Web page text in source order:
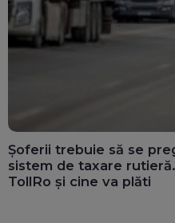
Șoferii trebuie să se
sistem de taxare
TollRo și cine va plăti